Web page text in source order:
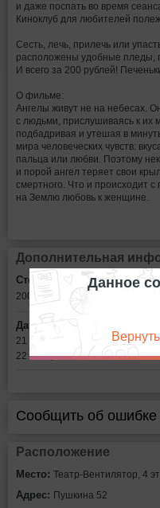
и даже поспать во время
Киноклуб для любителей
Сесть, лечь, прилечь или
расположены удобные пледы,
И всего за 200 рублей!
О фильме:
Ангелы живут не на небесах.
с людьми, прислушиваясь к их
подбадривая и утешая в
мира человеческих чувств:
пальца или любви. Поэтому
и порой ангел теряет свои
смертного. Что и происходит
на Землю любовь к женщине.
Дополнительная
Стоимость билетов:
200 рублей
Дата:
21 января в 21:30
22 января в 19:00
Сообщить об ошибке
Расположение
Место: Театр-Вентилятор, 4
Адрес: Пушкина 52
Данное